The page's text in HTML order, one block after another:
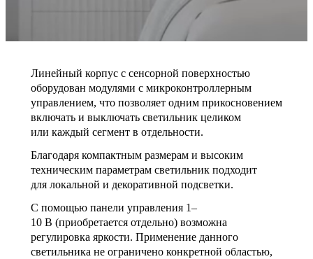
Линейный корпус с сенсорной поверхностью
оборудован модулями с микроконтроллерным
управлением, что позволяет одним прикосновением
включать и выключать светильник целиком
или каждый сегмент в отдельности.
Благодаря компактным размерам и высоким
техническим параметрам светильник подходит
для локальной и декоративной подсветки.
С помощью панели управления 1–
10 В (приобретается отдельно) возможна
регулировка яркости. Применение данного
светильника не ограничено конкретной областью,